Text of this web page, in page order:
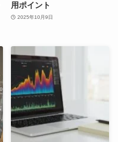
用ポイント
2025年10月9日